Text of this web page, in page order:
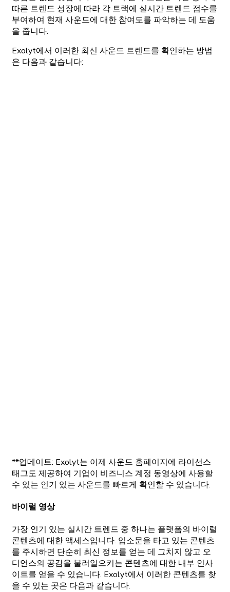
따른 트렌드 성장에 따라 각 트랙에 실시간 트렌드 점수를
부여하여 현재 사운드에 대한 참여도를 파악하는 데 도움
을 줍니다.
Exolyt에서 이러한 최신 사운드 트렌드를 확인하는 방법
은 다음과 같습니다:
**업데이트: Exolyt는 이제 사운드 홈페이지에 라이선스
태그도 제공하여 기업이 비즈니스 계정 동영상에 사용할
수 있는 인기 있는 사운드를 빠르게 확인할 수 있습니다.
바이럴 영상
가장 인기 있는 실시간 트렌드 중 하나는 플랫폼의 바이럴
콘텐츠에 대한 액세스입니다. 입소문을 타고 있는 콘텐츠
를 주시하면 단순히 최신 정보를 얻는 데 그치지 않고 오
디언스의 공감을 불러일으키는 콘텐츠에 대한 내부 인사
이트를 얻을 수 있습니다. Exolyt에서 이러한 콘텐츠를 찾
을 수 있는 곳은 다음과 같습니다.